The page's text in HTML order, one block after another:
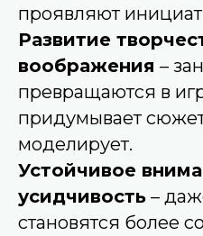
проявляют
Развитие
воображения –
превращаются в
придумывает
моделирует.
Устойчивое
усидчивость –
становятся более